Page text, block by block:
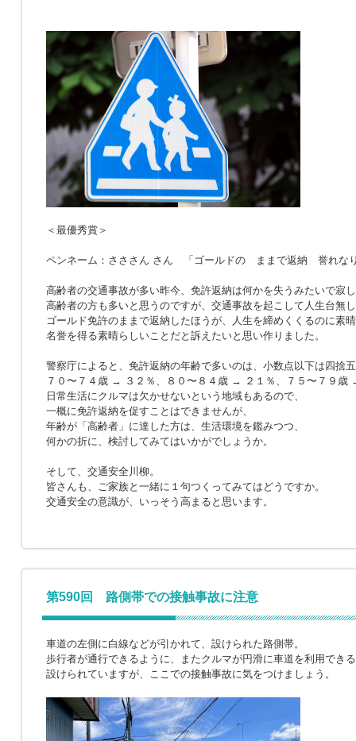
＜最優秀賞＞
ペンネーム：さささん さん 「ゴールドの ままで返納 誉れな
高齢者の交通事故が多い昨今、免許返納は何かを失うみたいで寂
高齢者の方も多いと思うのですが、交通事故を起こして人生台無
ゴールド免許のままで返納したほうが、人生を締めくくるのに素
名誉を得る素晴らしいことだと訴えたいと思い作りました。
警察庁によると、免許返納の年齢で多いのは、小数点以下は四捨
７０〜７４歳 → ３２％、８０〜８４歳 → ２１％、７５〜７９歳
日常生活にクルマは欠かせないという地域もあるので、
一概に免許返納を促すことはできませんが、
年齢が「高齢者」に達した方は、生活環境を鑑みつつ、
何かの折に、検討してみてはいかがでしょうか。
そして、交通安全川柳。
皆さんも、ご家族と一緒に１句つくってみてはどうですか。
交通安全の意識が、いっそう高まると思います。
第590回 路側帯での接触事故に注意
車道の左側に白線などが引かれて、設けられた路側帯。
歩行者が通行できるように、またクルマが円滑に車道を利用でき
設けられていますが、ここでの接触事故に気をつけましょう。